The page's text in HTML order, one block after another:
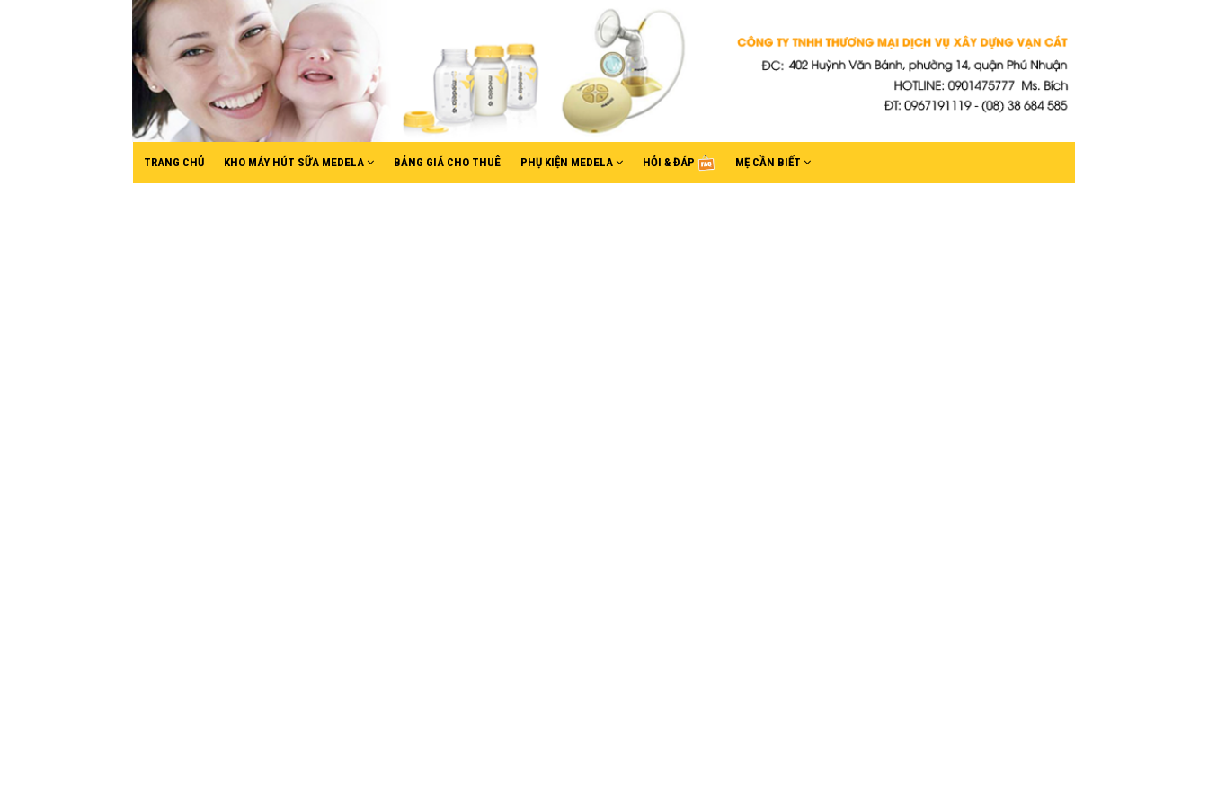
TRANG CHỦ KHO MÁY HÚT SỮA MEDELA BẢNG GIÁ CHO THUÊ PHỤ KIỆN MEDELA HỎI & ĐÁP MẸ CẦN BIẾT